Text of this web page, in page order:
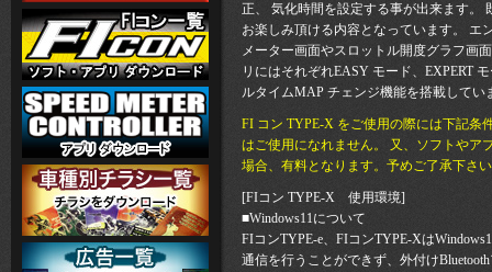
正、 気化時間を設定する事が出来ます。
お楽しみ頂ける内容となっています。 エ
メーター画面やスロットル開度グラフ画
リにはそれぞれEASY モード、EXPERT
ルタイムMAP チェンジ機能を搭載してい
FI コン TYPE-X をご使用の際には下記条
はご使用になれません。 又、ソフトやア
場合、有料となります。予めご了承下さ
[FIコン TYPE-X 使用環境]
■Windows11について
FIコンTYPE-e、FIコンTYPE-Xは
通信を行うことができず、外付け